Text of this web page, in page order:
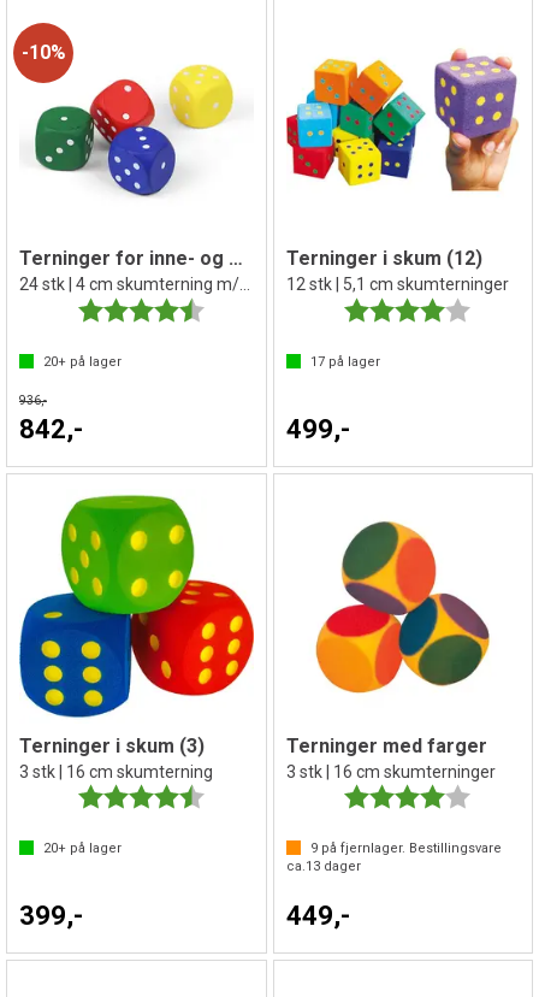
10%
Terninger for inne- og utebruk
Karakter:
4.8 av 5 mulige
20+ på lager
936,-
842,-
Terninger i skum (12)
12 stk | 5,1 cm skumterninger
Karakter:
17på lager
499,-
Terninger i skum (3)
3 stk | 16 cm skumterning
Karakter:
4.5 av 5 mulige
20+ på lager
399,-
Terninger med farger
3 stk | 16 cm skumterninger
Karakter:
9på fjernlager. Bestillingsvare
ca.13dager
449,-